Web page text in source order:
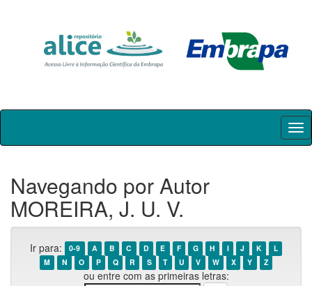
Skip
Navegando por Autor
MOREIRA, J. U. V.
Ir para: 0-9 A B C D E F G H I J K
L
M
N O P Q R S T U V W X Y Z
ou entre com as primeiras letras: